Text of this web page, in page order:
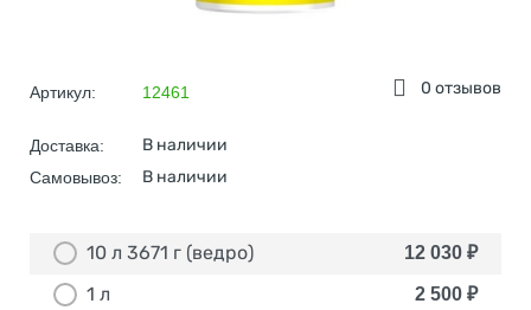
0 отзывов
Артикул: 12461
Доставка: В наличии
Самовывоз: В наличии
10 л 3671 г (ведро) 12 030 ₽
1 л 2 500 ₽